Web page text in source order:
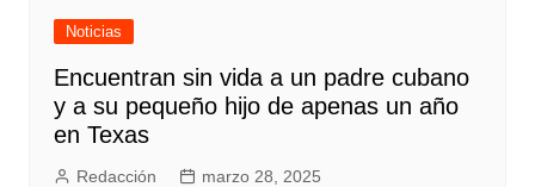
Noticias
Encuentran sin vida a un padre cubano
y a su pequeño hijo de apenas un año
en Texas
Redacción marzo 28, 2025